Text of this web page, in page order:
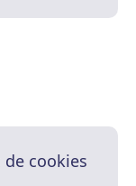
cookies